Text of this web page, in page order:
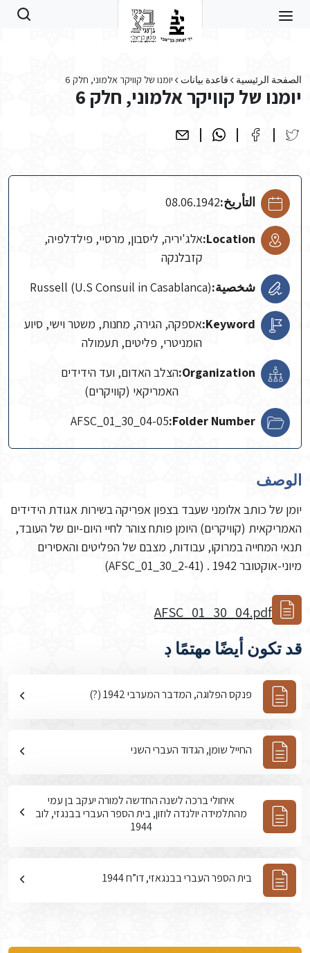
الصفحة الرئيسية قاعدة بيانات יומנו של קוויקר אלמוני, חלק 6
יומנו של קוויקר אלמוני, חלק 6
التأريخ:08.06.1942
Location: אלג'יריה, ליסבון, מרסיי, פילדלפיה,
קזבלנקה
شخصية:Russell (U.S Consuil in Casablanca)
Keyword: אספקה, הגירה, מחנות, משטר וישי, סיוע
הומניטרי, פליטים, תעמולה
Organization: הצלב האדום, ועד הידידים
האמריקאי (קוויקרים)
Folder Number:
AFSC_01_30_04-05
الوصف
יומן של כותב אלומני שעבד בצפון אפריקה בשירות אגודת הידידים
האמריקאית (קוויקרים) היומן פותח צוהר לחיי היום-יום של העובד,
תנאי המחייה במרוקו, עבודות, מצבם של הפליטים והאסירים
מיוני-אוקטובר 1942 . (AFSC_01_30_2-41)
AFSC_01_30_04.pdf
قد تكون أيضًا مهتمًا ڊ
פנקס הפלוגה, המדבר המערבי 1942 (?)
החייל שומן, הגדוד העברי השני
איחולי ברכה לשנה החדשה למורה יעקב בן עמי
מהתלמידה יולנדה לוזון, בית הספר העברי בבנגזי, לוב
1944
בית הספר העברי בבנגאזי, דו”ח 1944